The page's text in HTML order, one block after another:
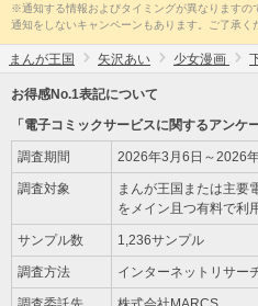
※通知する情報およびタイミングが異なります
通知をしないキャンペーンもあります。ご了承く
まんが王国 矢沢あい 少女漫画
お得感No.1表記について
「電子コミックサービスに関するアンケ
調査期間 2026年3月6日～2026
調査対象
まんが王国または主要
をメイン且つ有料で利
サンプル数 1,236サンプル
調査方法 インターネットリサー